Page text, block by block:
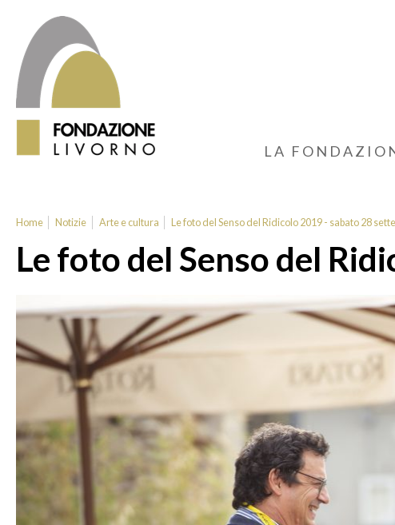
LA
Home Notizie Arte e cultura Le foto del Senso del Ridicolo 2019 - sabato 28
Le foto del Senso del